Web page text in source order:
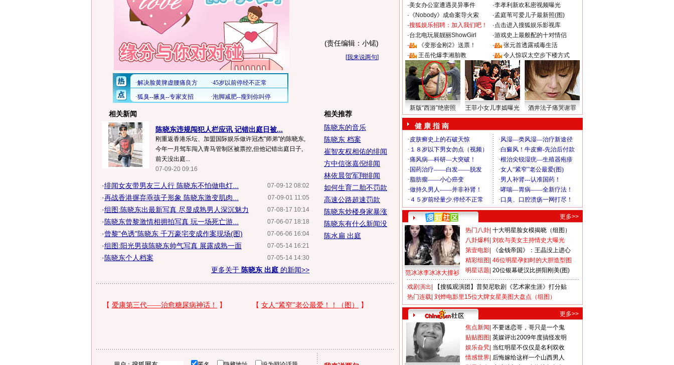
(责任编辑：小锘)
[我来说两句]
相关新闻
陈晓东违规闯犯人栏应讯 记错出庭日被...
刚重返香港乐坛、加盟国际娱乐做许冠杰"师弟"的陈晓东,
今年一月驾车闯入青马管制区被票控,但他记错出庭日子,
前天没出庭...
07-09-20 09:16
07-09-12 08:02
·绯闻女友带男友三人行 陈晓东不怕做电灯...
07-09-01 11:05
·再战香港摒弃乖孩子形象 陈晓东激变肌肉...
07-08-17 10:14
·组图:陈晓东出最新写真 尽显成熟男人深沉魅力
07-06-07 18:18
· 陈晓东曾黎激情相拥拍写真 玩一场死亡游...
07-06-06 16:04
·曾黎"色诱"陈晓东 千万豪宅变成作案现场(图)
07-05-14 16:21
·组图:阳光男孩陈晓东帅气写真 展露成熟一面
07-05-14 14:30
· 陈晓东个人档案
更多关于 陈晓东 出庭 的新闻>>
相关推荐
陈晓东的音乐
陈晓东 档案
崔智友权相佑的绯闻
方中信张嘉倪绯闻
林依晨贺军翔绯闻
如何生育二胎不罚款
高速公路超速罚款
陈晓东炒楼身家暴涨
陈晓东有什么新闻没
陈水扁 出庭
·美女办公室遭遇灵异事件 ·李孝利新欢私密视频曝光
· 《Nobody》成命案导火索 ·孟庭苇可爱儿子最新照(图)
·搜狐娱乐招聘：加入我们吧！ ·点击进入搜狐娱乐影视库
·台北电玩展靓丽ShowGirl ·游戏史上最般配的十对情侣
·
《变形金刚2》送票！ ·
张元首透露戒毒生活
·
王岳伦爆李湘胎教 · 令人惊叹太空步下楼方式
新版“西游”绝密照 王菲小女儿李嫣曝光 酒井法子痛哭谢罪
健 康 指 南
更多>>
范冰冰李冰冰大撞衫
热门八卦 十大明星脸女模揭晓（组图）
八卦爆料 刘欢与美女主持情史大曝光
第壹电影
《金钱帝国》：王晶没上进心
精彩组图 46位明星孕妇时的大胆造型图
明星话题 20位银幕硬汉比拼阳刚美(图)
戏剧演出
【搜狐观演团】普契尼歌剧《艺术家生涯》打分贴
热门连载 刘烨电影里15位大牌女星美图大盘点（组图）
更多>>
焦点新闻 不要迷恋哥，哥只是一个鬼
贴贴图图 英媒评出2009年度搞怪发明
娱乐旮旯 当红明星不仅仅是名利双收
情感世界 后悔嫁给这样一个山西男人